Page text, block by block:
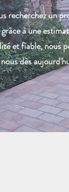
recherchez un
à une
et fiable, nous
dès